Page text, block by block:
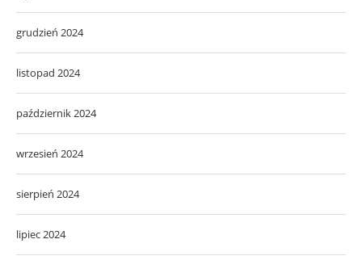
grudzień 2024
listopad 2024
październik 2024
wrzesień 2024
sierpień 2024
lipiec 2024